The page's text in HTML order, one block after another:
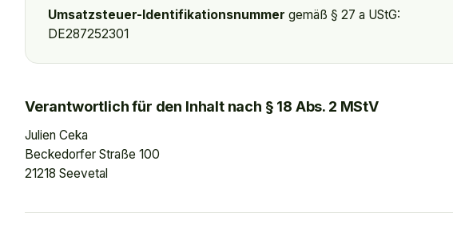
Umsatzsteuer-Identifikationsnummer gemäß § 27 a UStG:
DE287252301
Verantwortlich für den Inhalt nach § 18 Abs. 2 MStV
Julien Ceka
Beckedorfer Straße 100
21218 Seevetal